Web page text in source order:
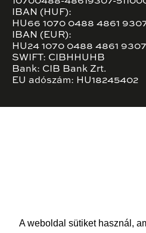
A weboldal sütiket használ,
IBAN (HUF):
HU66 1070 0488 4861
IBAN (EUR):
HU24 1070 0488 4861
SWIFT: CIBHHUHB
Bank: CIB Bank Zrt.
EU adószám: HU18245402